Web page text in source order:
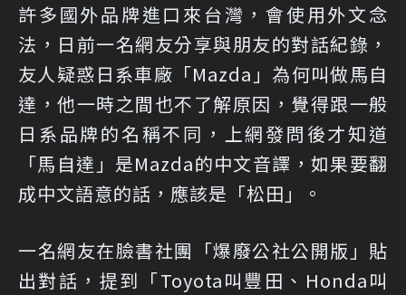
許多國外品牌進口來台灣，會使用外文念
法，日前一名網友分享與朋友的對話紀錄，
友人疑惑日系車廠「Mazda」為何叫做馬自
達，他一時之間也不了解原因，覺得跟一般
日系品牌的名稱不同，上網發問後才知道
「馬自達」是Mazda的中文音譯，如果要翻
成中文語意的話，應該是「松田」。
一名網友在臉書社團「爆廢公社公開版」 貼
出對話，提到「Toyota叫豐田、Honda叫